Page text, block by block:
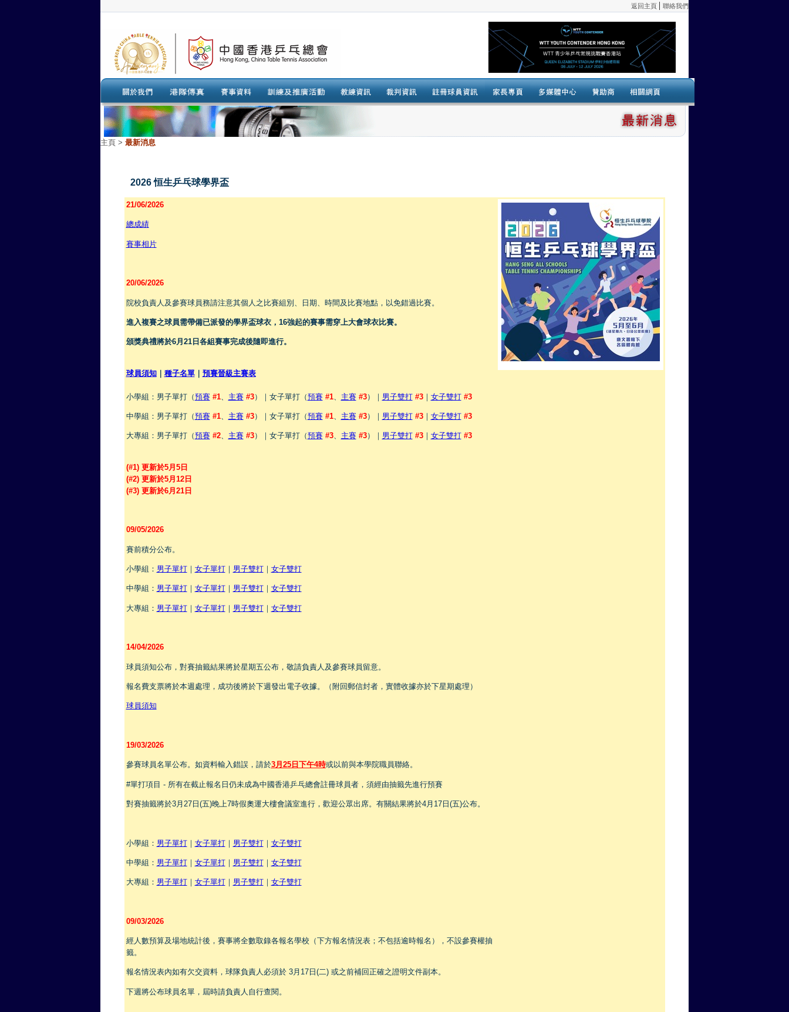
主頁 > 最新消息
2026 恒生乒乓球學界盃
21/06/2026
總成績
賽事相片
20/06/2026
院校負責人及參賽球員務請注意其個人之比賽組別、日期、時間及比賽地點，以免錯過比賽。
進入複賽之球員需帶備已派發的學界盃球衣，16強起的賽事需穿上大會球衣比賽。
頒獎典禮將於6月21日各組賽事完成後隨即進行。
球員須知｜ 種子名單｜ 預賽晉級主賽表
小學組：男子單打（預賽 #1、 主賽 #3）｜女子單打（預賽 #1、 主賽 #3）｜ 男子雙打 #3｜ 女子雙打 #3
中學組：男子單打（預賽 #1、 主賽 #3）｜女子單打（預賽 #1、 主賽 #3）｜ 男子雙打 #3｜ 女子雙打 #3
大專組：男子單打（預賽 #2、 主賽 #3）｜女子單打（預賽 #3、 主賽 #3）｜ 男子雙打 #3｜ 女子雙打 #3
(#1) 更新於5月5日
(#2) 更新於5月12日
(#3) 更新於6月21日
09/05/2026
賽前積分公布。
小學組： 男子單打｜ 女子單打｜ 男子雙打｜ 女子雙打
中學組： 男子單打｜ 女子單打｜ 男子雙打｜ 女子雙打
大專組： 男子單打｜ 女子單打｜ 男子雙打｜ 女子雙打
14/04/2026
球員須知公布，對賽抽籤結果將於星期五公布，敬請負責人及參賽球員留意。
報名費支票將於本週處理，成功後將於下週發出電子收據。（附回郵信封者，實體收據亦於下星期處理）
球員須知
19/03/2026
參賽球員名單公布。如資料輸入錯誤，請於3月25日下午4時或以前與本學院職員聯絡。
#單打項目 - 所有在截止報名日仍未成為中國香港乒乓總會註冊球員者，須經由抽籤先進行預賽
對賽抽籤將於3月27日(五)晚上7時假奧運大樓會議室進行，歡迎公眾出席。有關結果將於4月17日(五)公布。
小學組： 男子單打｜ 女子單打｜ 男子雙打｜ 女子雙打
中學組： 男子單打｜ 女子單打｜ 男子雙打｜ 女子雙打
大專組： 男子單打｜ 女子單打｜ 男子雙打｜ 女子雙打
09/03/2026
經人數預算及場地統計後，賽事將全數取錄各報名學校（下方報名情況表；不包括逾時報名），不設參賽權抽
籤。
報名情況表內如有欠交資料，球隊負責人必須於 3月17日(二) 或之前補回正確之證明文件副本。
下週將公布球員名單，屆時請負責人自行查閱。